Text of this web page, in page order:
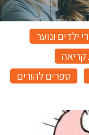
ילדים ונוער
ספרים להורים